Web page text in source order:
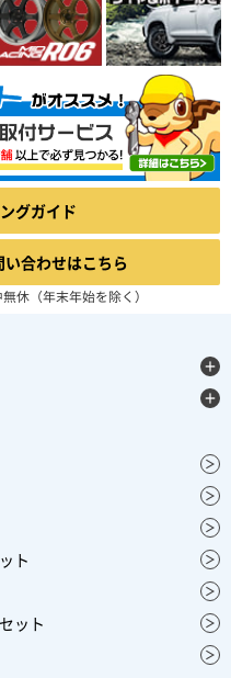
グガイド
合わせはこちら
休（年末年始を除く）
ト
ット